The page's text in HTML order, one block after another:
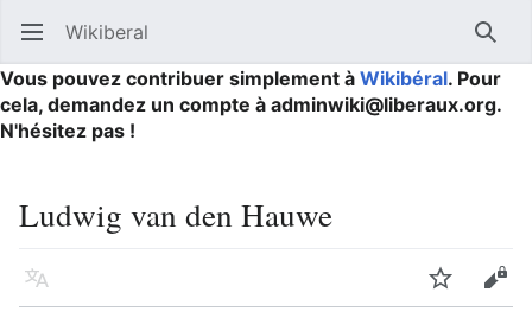
Ouvrir le menu principal Wikiberal
Vous pouvez contribuer simplement à Wikibéral. Pour
cela, demandez un compte à adminwiki@liberaux.org.
N'hésitez pas !
Ludwig van den Hauwe
Langue Suivre